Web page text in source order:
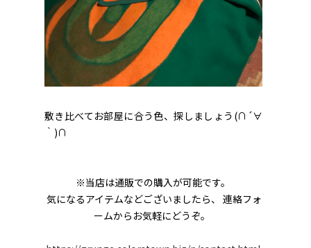
敷き比べてお部屋に合う色、探しましょう(∩´∀
｀)∩
※当店は通販での購入が可能です。
気になるアイテムなどございましたら、 連絡フォ
ームからお気軽にどうぞ。